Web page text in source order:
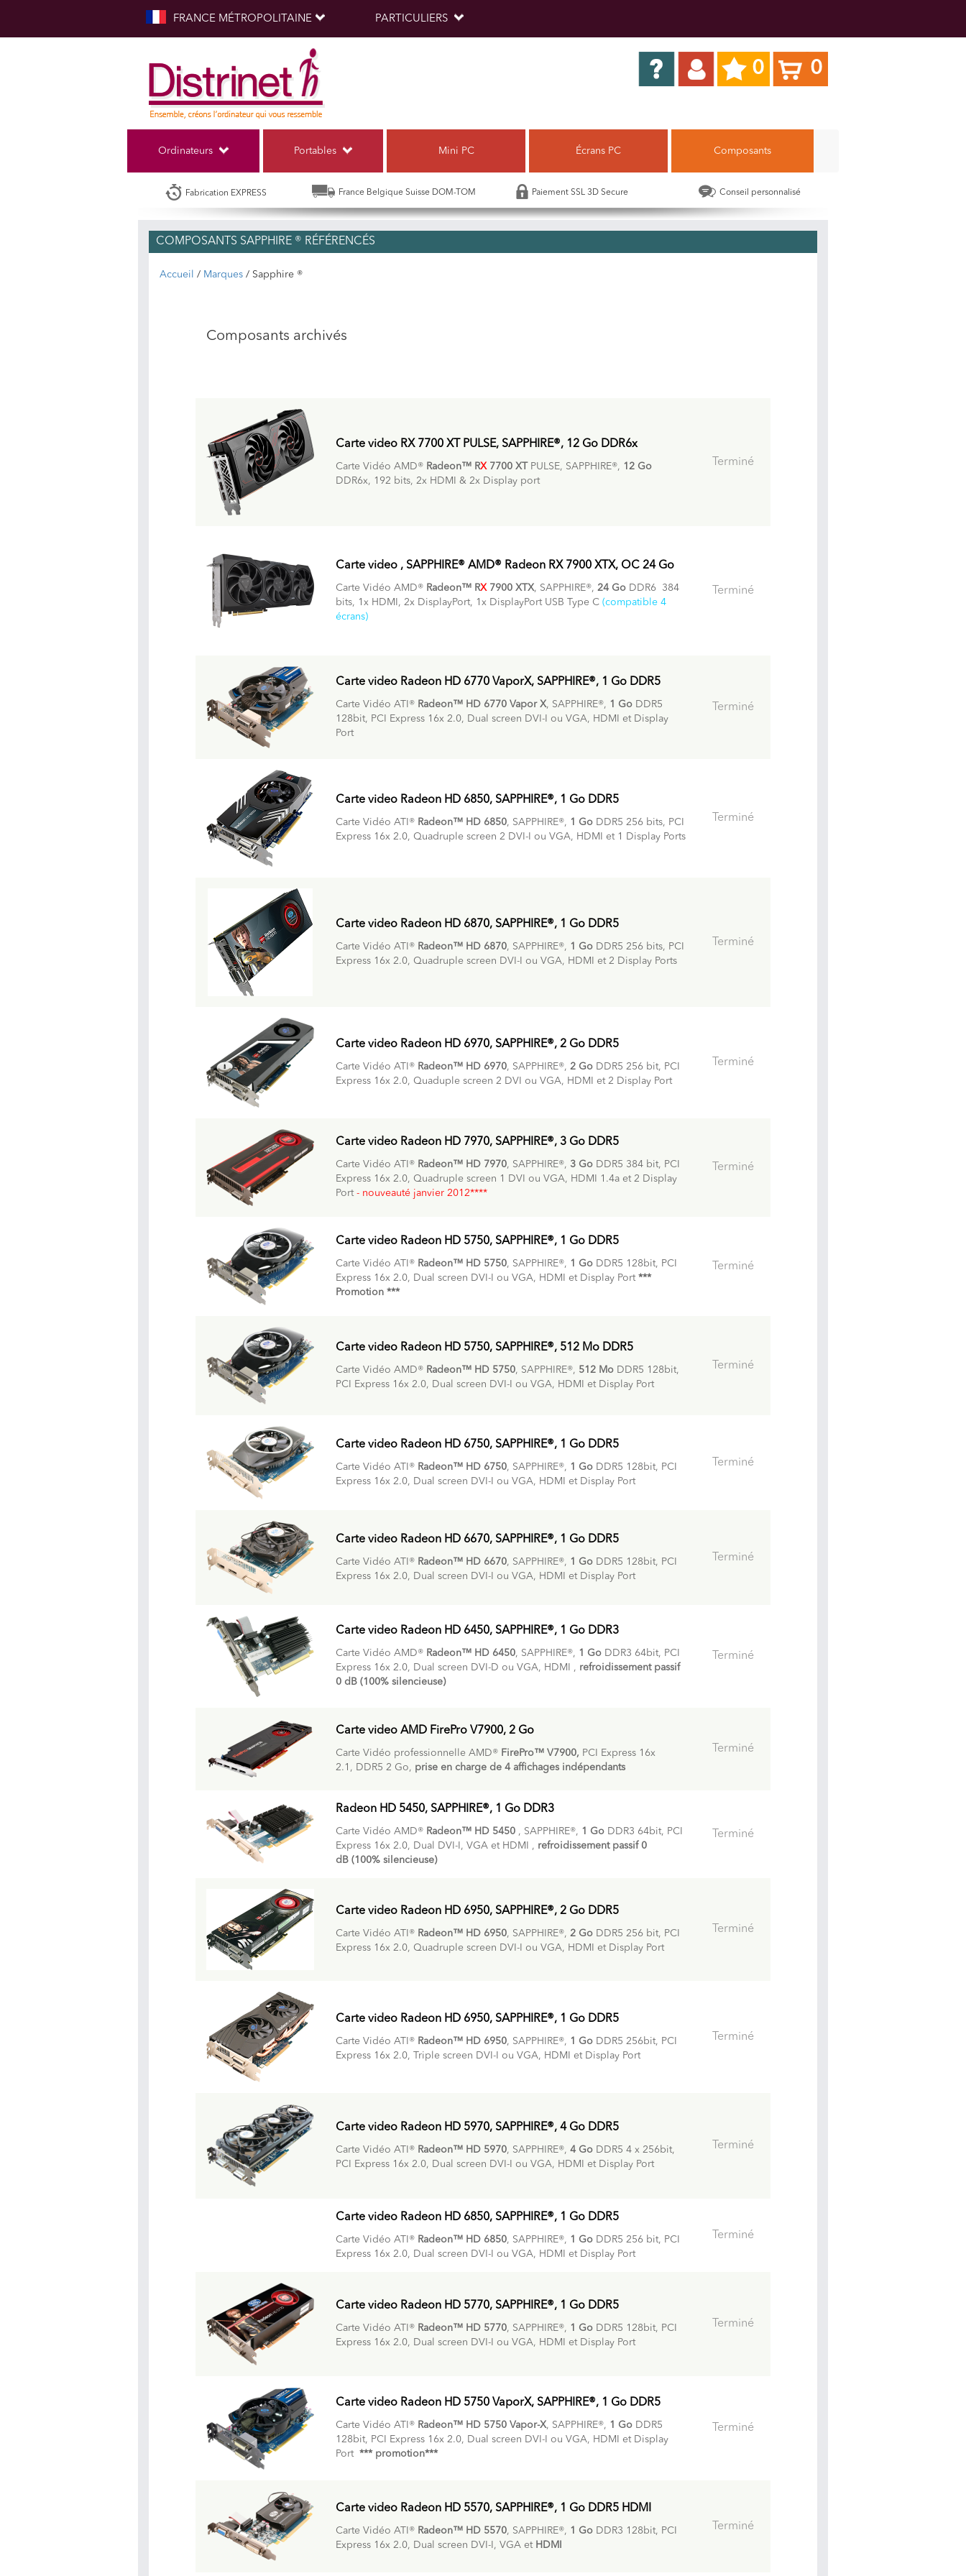
FRANCE MÉTROPOLITAINE PARTICULIERS
0 0
Ordinateurs Portables Mini PC Écrans PC Composants
Fabrication EXPRESS France Belgique Suisse DOM-TOM Paiement SSL 3D Secure Conseil personnalisé
COMPOSANTS SAPPHIRE ® RÉFÉRENCÉS
Accueil / Marques / Sapphire ®
Composants archivés
Carte video RX 7700 XT PULSE, SAPPHIRE®, 12 Go DDR6x
Carte Vidéo AMD® Radeon™ RX7700 XT PULSE, SAPPHIRE®, 12 Go
DDR6x, 192 bits, 2x HDMI & 2x Display port
Terminé
Carte video , SAPPHIRE® AMD® Radeon RX 7900 XTX, OC 24 Go
Carte Vidéo AMD® Radeon™ RX7900 XTX, SAPPHIRE®, 24 Go DDR6 384
bits, 1x HDMI, 2x DisplayPort, 1x DisplayPort USB Type C (compatible 4
écrans)
Terminé
Carte video Radeon HD 6770 VaporX, SAPPHIRE®, 1 Go DDR5
Carte Vidéo ATI® Radeon™ HD 6770 Vapor X, SAPPHIRE®, 1 Go DDR5
128bit, PCI Express 16x 2.0, Dual screen DVI-I ou VGA, HDMI et Display
Port
Terminé
Carte video Radeon HD 6850, SAPPHIRE®, 1 Go DDR5
Carte Vidéo ATI® Radeon™ HD 6850, SAPPHIRE®, 1 Go DDR5 256 bits, PCI
Express 16x 2.0, Quadruple screen 2 DVI-I ou VGA, HDMI et 1 Display Ports
Terminé
Carte video Radeon HD 6870, SAPPHIRE®, 1 Go DDR5
Carte Vidéo ATI® Radeon™ HD 6870, SAPPHIRE®, 1 Go DDR5 256 bits, PCI
Express 16x 2.0, Quadruple screen DVI-I ou VGA, HDMI et 2 Display Ports
Terminé
Carte video Radeon HD 6970, SAPPHIRE®, 2 Go DDR5
Carte Vidéo ATI® Radeon™ HD 6970, SAPPHIRE®, 2 Go DDR5 256 bit, PCI
Express 16x 2.0, Quaduple screen 2 DVI ou VGA, HDMI et 2 Display Port
Terminé
Carte video Radeon HD 7970, SAPPHIRE®, 3 Go DDR5
Carte Vidéo ATI® Radeon™ HD 7970, SAPPHIRE®, 3 Go DDR5 384 bit, PCI
Express 16x 2.0, Quadruple screen 1 DVI ou VGA, HDMI 1.4a et 2 Display
Port - nouveauté janvier 2012****
Terminé
Carte video Radeon HD 5750, SAPPHIRE®, 1 Go DDR5
Carte Vidéo ATI® Radeon™ HD 5750, SAPPHIRE®, 1 Go DDR5 128bit, PCI
Express 16x 2.0, Dual screen DVI-I ou VGA, HDMI et Display Port ***
Promotion ***
Terminé
Carte video Radeon HD 5750, SAPPHIRE®, 512 Mo DDR5
Carte Vidéo AMD® Radeon™ HD 5750, SAPPHIRE®, 512 Mo DDR5 128bit,
PCI Express 16x 2.0, Dual screen DVI-I ou VGA, HDMI et Display Port
Terminé
Carte video Radeon HD 6750, SAPPHIRE®, 1 Go DDR5
Carte Vidéo ATI® Radeon™ HD 6750, SAPPHIRE®, 1 Go DDR5 128bit, PCI
Express 16x 2.0, Dual screen DVI-I ou VGA, HDMI et Display Port
Terminé
Carte video Radeon HD 6670, SAPPHIRE®, 1 Go DDR5
Carte Vidéo ATI® Radeon™ HD 6670, SAPPHIRE®, 1 Go DDR5 128bit, PCI
Express 16x 2.0, Dual screen DVI-I ou VGA, HDMI et Display Port
Terminé
Carte video Radeon HD 6450, SAPPHIRE®, 1 Go DDR3
Carte Vidéo AMD® Radeon™ HD 6450, SAPPHIRE®, 1 Go DDR3 64bit, PCI
Express 16x 2.0, Dual screen DVI-D ou VGA, HDMI , refroidissement passif
0 dB (100% silencieuse)
Terminé
Carte video AMD FirePro V7900, 2 Go
Carte Vidéo professionnelle AMD® FirePro™ V7900, PCI Express 16x
2.1, DDR5 2 Go, prise en charge de 4 affichages indépendants
Terminé
Radeon HD 5450, SAPPHIRE®, 1 Go DDR3
Carte Vidéo AMD® Radeon™ HD 5450 , SAPPHIRE®, 1 Go DDR3 64bit, PCI
Express 16x 2.0, Dual DVI-I, VGA et HDMI , refroidissement passif 0
dB (100% silencieuse)
Terminé
Carte video Radeon HD 6950, SAPPHIRE®, 2 Go DDR5
Carte Vidéo ATI® Radeon™ HD 6950, SAPPHIRE®, 2 Go DDR5 256 bit, PCI
Express 16x 2.0, Quadruple screen DVI-I ou VGA, HDMI et Display Port
Terminé
Carte video Radeon HD 6950, SAPPHIRE®, 1 Go DDR5
Carte Vidéo ATI® Radeon™ HD 6950, SAPPHIRE®, 1 Go DDR5 256bit, PCI
Express 16x 2.0, Triple screen DVI-I ou VGA, HDMI et Display Port
Terminé
Carte video Radeon HD 5970, SAPPHIRE®, 4 Go DDR5
Carte Vidéo ATI® Radeon™ HD 5970, SAPPHIRE®, 4 Go DDR5 4 x 256bit,
PCI Express 16x 2.0, Dual screen DVI-I ou VGA, HDMI et Display Port
Terminé
Carte video Radeon HD 6850, SAPPHIRE®, 1 Go DDR5
Carte Vidéo ATI® Radeon™ HD 6850, SAPPHIRE®, 1 Go DDR5 256 bit, PCI
Express 16x 2.0, Dual screen DVI-I ou VGA, HDMI et Display Port
Terminé
Carte video Radeon HD 5770, SAPPHIRE®, 1 Go DDR5
Carte Vidéo ATI® Radeon™ HD 5770, SAPPHIRE®, 1 Go DDR5 128bit, PCI
Express 16x 2.0, Dual screen DVI-I ou VGA, HDMI et Display Port
Terminé
Carte video Radeon HD 5750 VaporX, SAPPHIRE®, 1 Go DDR5
Carte Vidéo ATI® Radeon™ HD 5750 Vapor-X, SAPPHIRE®, 1 Go DDR5
128bit, PCI Express 16x 2.0, Dual screen DVI-I ou VGA, HDMI et Display
Port*** promotion***
Terminé
Carte video Radeon HD 5570, SAPPHIRE®, 1 Go DDR5 HDMI
Carte Vidéo ATI® Radeon™ HD 5570, SAPPHIRE®, 1 Go DDR3 128bit, PCI
Express 16x 2.0, Dual screen DVI-I, VGA et HDMI
Terminé